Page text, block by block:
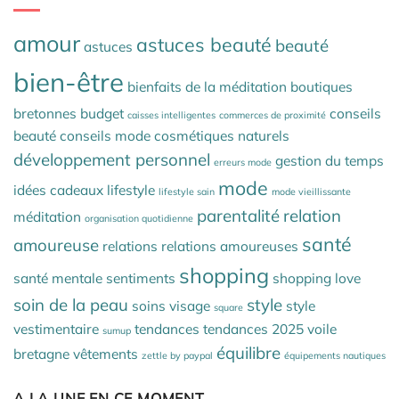
amour astuces astuces beauté beauté
bien-être bienfaits de la méditation boutiques
bretonnes budget caisses intelligentes commerces de proximité conseils
beauté conseils mode cosmétiques naturels
développement personnel erreurs mode gestion du temps
idées cadeaux lifestyle lifestyle sain mode mode vieillissante
méditation organisation quotidienne parentalité relation
amoureuse relations relations amoureuses santé
santé mentale sentiments shopping shopping love
soin de la peau soins visage square style style
vestimentaire sumup tendances tendances 2025 voile
bretagne vêtements zettle by paypal équilibre équipements nautiques